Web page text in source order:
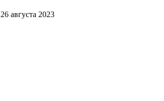
26 августа 2023